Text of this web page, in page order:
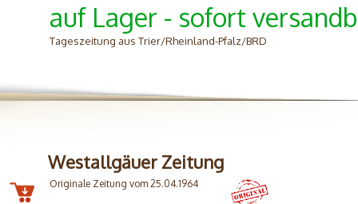
auf Lager - sofort
Tageszeitung aus Trier/Rheinland-Pfalz/BRD
Westallgäuer Zeitung
Originale Zeitung vom 25.04.1964